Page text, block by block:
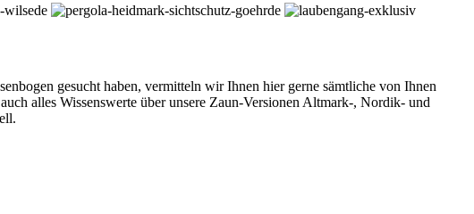
gesucht haben, vermitteln wir Ihnen hier gerne sämtliche von Ihnen
alles Wissenswerte über unsere Zaun-Versionen Altmark-, Nordik- und